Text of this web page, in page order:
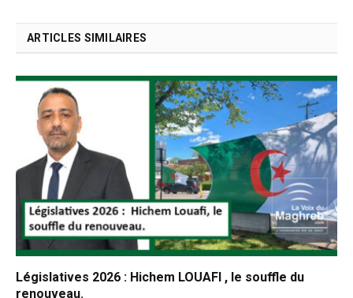
ARTICLES SIMILAIRES
Législatives 2026 : Hichem LOUAFI , le souffle du
renouveau.